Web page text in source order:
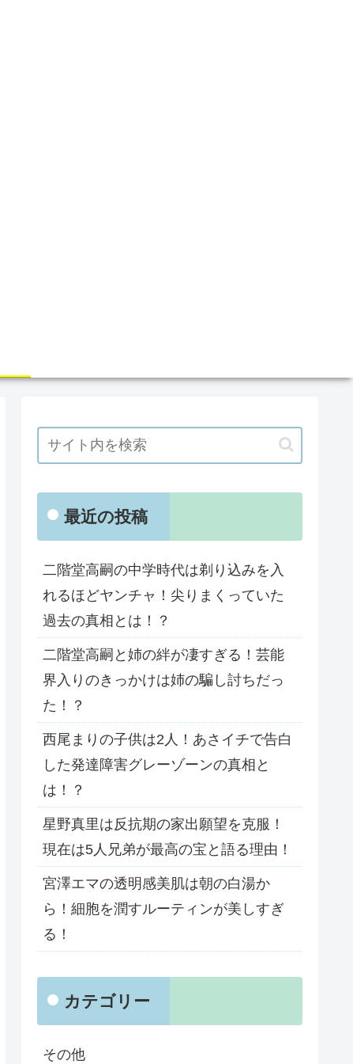
最近の投稿
二階堂高嗣の中学時代は剃り込みを入
れるほどヤンチャ！尖りまくっていた
過去の真相とは！？
二階堂高嗣と姉の絆が凄すぎる！芸能
界入りのきっかけは姉の騙し討ちだっ
た！？
西尾まりの子供は2人！あさイチで告白
した発達障害グレーゾーンの真相と
は！？
星野真里は反抗期の家出願望を克服！
現在は5人兄弟が最高の宝と語る理由！
宮澤エマの透明感美肌は朝の白湯か
ら！細胞を潤すルーティンが美しすぎ
る！
カテゴリー
その他